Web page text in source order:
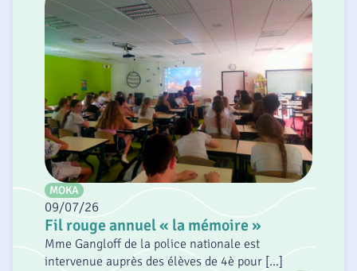
MOKA
09/07/26
Fil rouge annuel « la mémoire »
Mme Gangloff de la police nationale est
intervenue auprès des élèves de 4è pour [...]